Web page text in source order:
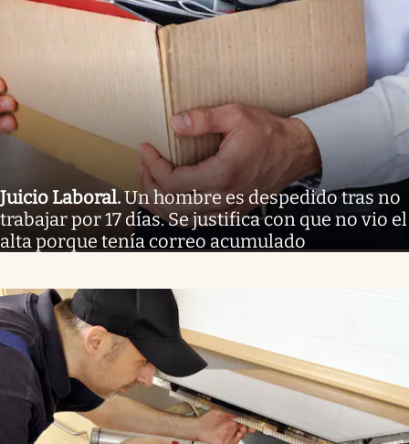
Juicio Laboral.Un hombre es despedido tras no
trabajar por 17 días. Se justifica con que no vio el
alta porque tenía correo acumulado